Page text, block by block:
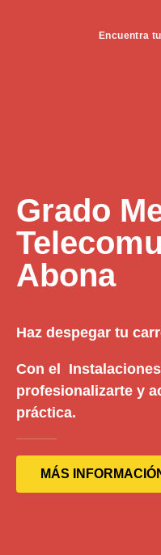
Encuentra
Grado
Abona
Haz despegar tu
Con el
profesionalizarte y
práctica.
MÁS